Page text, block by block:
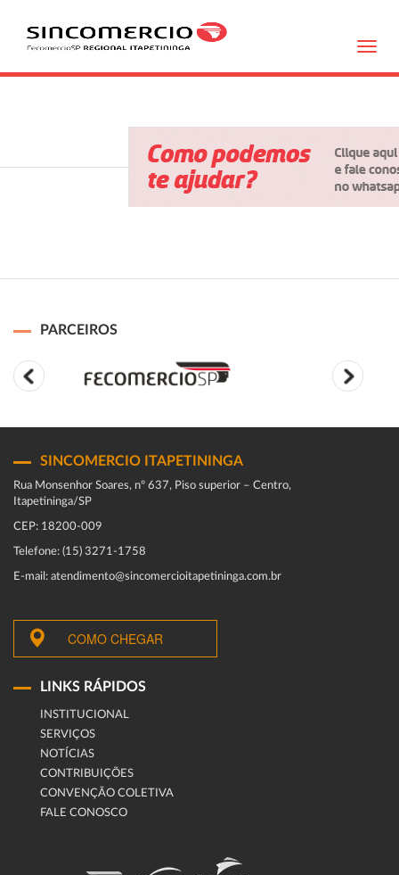
PARCEIROS
SINCOMERCIO ITAPETININGA
Rua Monsenhor Soares, nº 637, Piso superior – Centro,
Itapetininga/SP
CEP: 18200-009
Telefone: (15) 3271-1758
E-mail: atendimento@sincomercioitapetininga.com.br
COMO CHEGAR
LINKS RÁPIDOS
INSTITUCIONAL
SERVIÇOS
NOTÍCIAS
CONTRIBUIÇÕES
CONVENÇÃO COLETIVA
FALE CONOSCO